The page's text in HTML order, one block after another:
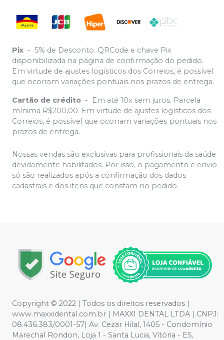
Pix - 5% de Desconto. QRCode e chave Pix
disponibilizada na página de confirmação do pedido.
Em virtude de ajustes logísticos dos Correios, é possível
que ocorram variações pontuais nos prazos de entrega.
Cartão de crédito -
Em até 10x sem juros. Parcela
mínima R$200,00. Em virtude de ajustes logísticos dos
Correios, é possível que ocorram variações pontuais nos
prazos de entrega.
Nossas vendas são exclusivas para profissionais da saúde
devidamente habilitados. Por isso, o pagamento e envio
só são realizados após a confirmação dos dados
cadastrais e dos itens que constam no pedido.
Copyright © 2022 | Todos os direitos reservados |
www.maxxidental.com.br | MAXXI DENTAL LTDA | CNPJ:
08.436.383/0001-57| Av. Cezar Hilal, 1405 - Condomínio
Marechal Rondon, Loja 1 - Santa Lucia, Vitória - ES,